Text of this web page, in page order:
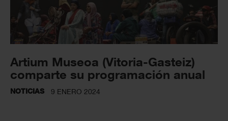
Artium Museoa (Vitoria-Gasteiz)
comparte su programación anual
NOTICIAS 9 ENERO 2024